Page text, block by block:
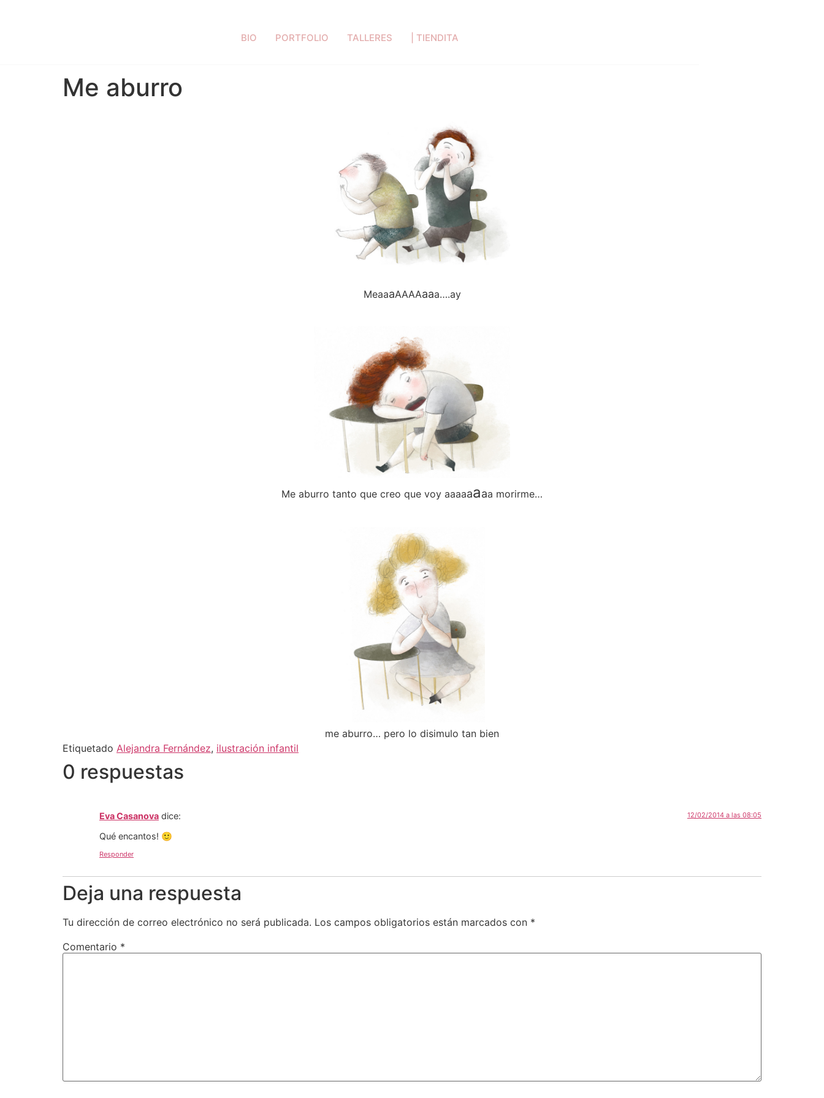
BIO PORTFOLIO TALLERES | TIENDITA
Me aburro
MeaaaAAAAaaa….ay
Me aburro tanto que creo que voy aaaaaaaa morirme…
me aburro… pero lo disimulo tan bien
Etiquetado Alejandra Fernández, ilustración infantil
0 respuestas
Eva Casanova dice: 12/02/2014 a las 08:05
Qué encantos! 🙂
Responder
Deja una respuesta
Tu dirección de correo electrónico no será publicada. Los campos obligatorios están marcados con *
Comentario *